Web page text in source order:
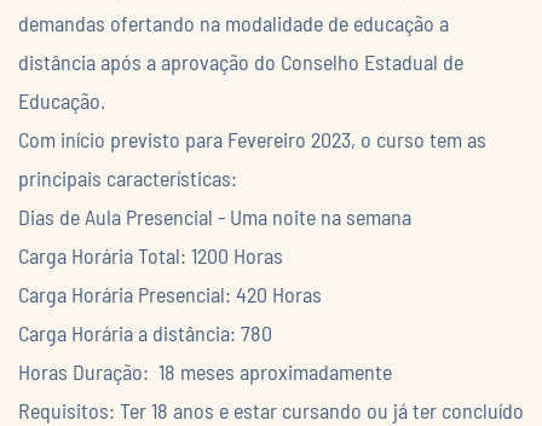
demandas ofertando na modalidade de educação a
distância após a aprovação do Conselho Estadual de
Educação.
Com início previsto para Fevereiro 2023, o curso tem as
principais características:
Dias de Aula Presencial - Uma noite na semana
Carga Horária Total: 1200 Horas
Carga Horária Presencial: 420 Horas
Carga Horária a distância: 780
Horas Duração: 18 meses aproximadamente
Requisitos: Ter 18 anos e estar cursando ou já ter concluído